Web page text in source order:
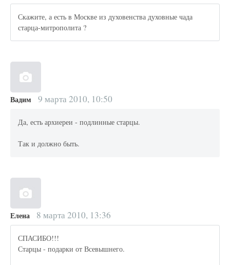
Скажите, а есть в Москве из духовенства духовные чада
старца-митрополита ?
Вадим 9 марта 2010, 10:50
Да, есть архиереи - подлинные старцы.
Так и должно быть.
Елена 8 марта 2010, 13:36
СПАСИБО!!!
Старцы - подарки от Всевышнего.